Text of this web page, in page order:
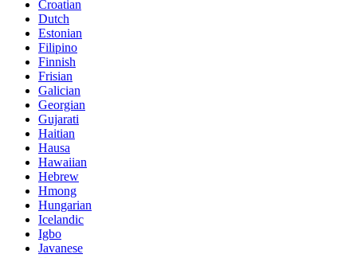
Croatian
Dutch
Estonian
Filipino
Finnish
Frisian
Galician
Georgian
Gujarati
Haitian
Hausa
Hawaiian
Hebrew
Hmong
Hungarian
Icelandic
Igbo
Javanese